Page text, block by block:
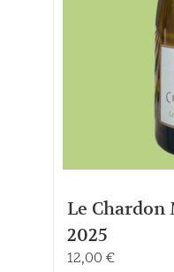
Le Chardon
2025
12,00 €